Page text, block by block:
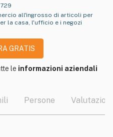
all'ingrosso di articoli per
la casa, l'ufficio e i negozi
GRATIS
le informazioni aziendali
Persone Valutazioni